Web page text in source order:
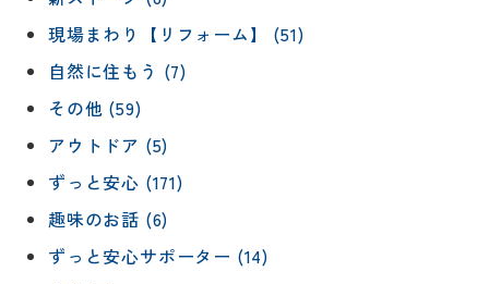
現場まわり【リフォーム】 (51)
自然に住もう (7)
その他 (59)
アウトドア (5)
ずっと安心 (171)
趣味のお話 (6)
ずっと安心サポーター (14)